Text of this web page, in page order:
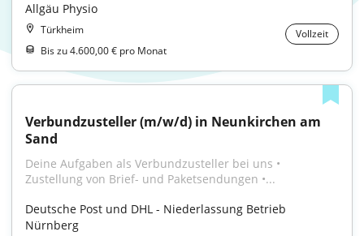
Allgäu Physio
Türkheim
Vollzeit
Bis zu 4.600,00 € pro Monat
Verbundzusteller (m/w/d) in Neunkirchen am
Sand
Deine Aufgaben als Verbundzusteller bei uns •
Zustellung von Brief- und Paketsendungen •...
Deutsche Post und DHL - Niederlassung Betrieb
Nürnberg